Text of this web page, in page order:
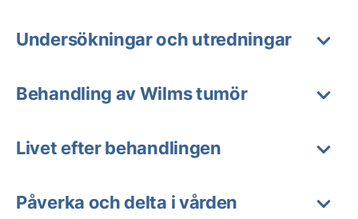
Undersökningar och utredningar
Behandling av Wilms tumör
Livet efter behandlingen
Påverka och delta i vården